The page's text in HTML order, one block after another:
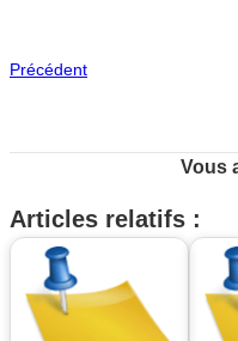
Précédent
Vous
Articles relatifs :